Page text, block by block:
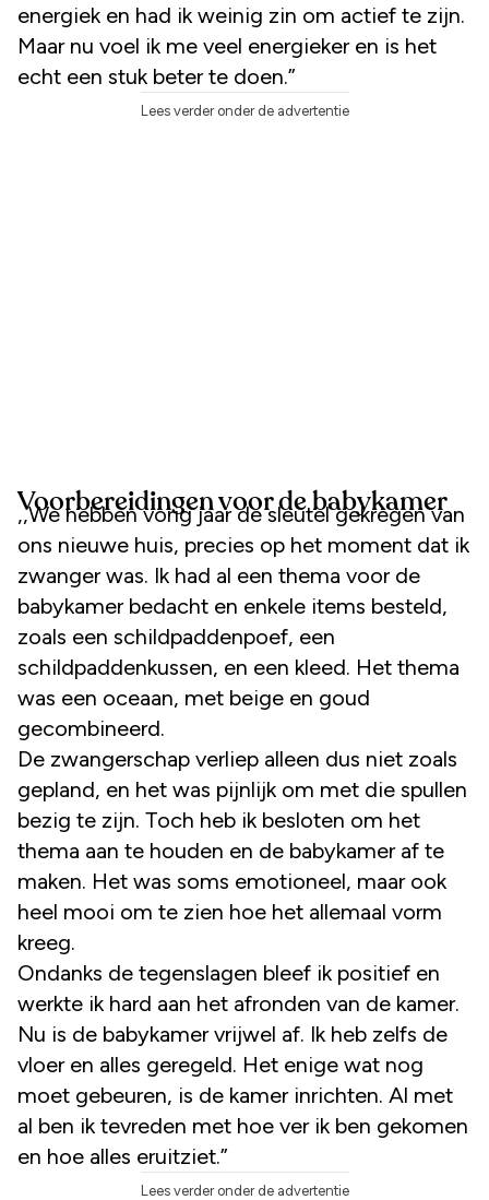
energiek en had ik weinig zin om actief te zijn.
Maar nu voel ik me veel energieker en is het
echt een stuk beter te doen.”
Lees verder onder de advertentie
Voorbereidingen voor de babykamer
,,We hebben vorig jaar de sleutel gekregen van
ons nieuwe huis, precies op het moment dat ik
zwanger was. Ik had al een thema voor de
babykamer bedacht en enkele items besteld,
zoals een schildpaddenpoef, een
schildpaddenkussen, en een kleed. Het thema
was een oceaan, met beige en goud
gecombineerd.
De zwangerschap verliep alleen dus niet zoals
gepland, en het was pijnlijk om met die spullen
bezig te zijn. Toch heb ik besloten om het
thema aan te houden en de babykamer af te
maken. Het was soms emotioneel, maar ook
heel mooi om te zien hoe het allemaal vorm
kreeg.
Ondanks de tegenslagen bleef ik positief en
werkte ik hard aan het afronden van de kamer.
Nu is de babykamer vrijwel af. Ik heb zelfs de
vloer en alles geregeld. Het enige wat nog
moet gebeuren, is de kamer inrichten. Al met
al ben ik tevreden met hoe ver ik ben gekomen
en hoe alles eruitziet.”
Lees verder onder de advertentie